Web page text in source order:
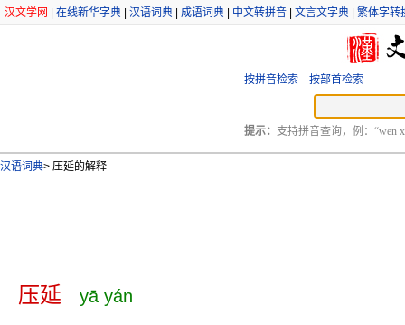
汉文学网 在线新华字典 汉语词典 成语词典 中文转拼音 文言文字典 繁体字转
按拼音检索 按部首检索
提示： 支持拼音查询，例：“wen
汉语词典> 压延的解释
压延 yā yán